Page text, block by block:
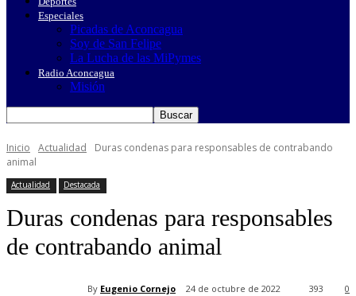
Especiales
Picadas de Aconcagua
Soy de San Felipe
La Lucha de las MiPymes
Radio Aconcagua
Misión
Inicio Actualidad
Duras condenas para responsables de contrabando
animal
Actualidad Destacada
Duras condenas para responsables
de contrabando animal
By Eugenio Cornejo 24 de octubre de 2022 0
393